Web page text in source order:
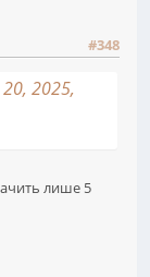
#348
2025,
лише 5